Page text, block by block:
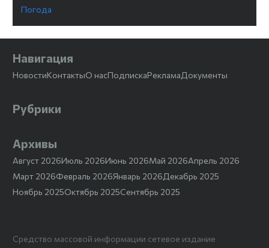
Погода
Навигация
НовостиКонтактыО насПодпискаРекламаДокументы
Рубрики
Архивы
Август 2026Июль 2026Июнь 2026Май 2026Апрель 2026
Март 2026Февраль 2026Январь 2026Декабрь 2025
Ноябрь 2025Октябрь 2025Сентябрь 2025
Средство массовой информации сетевое издание